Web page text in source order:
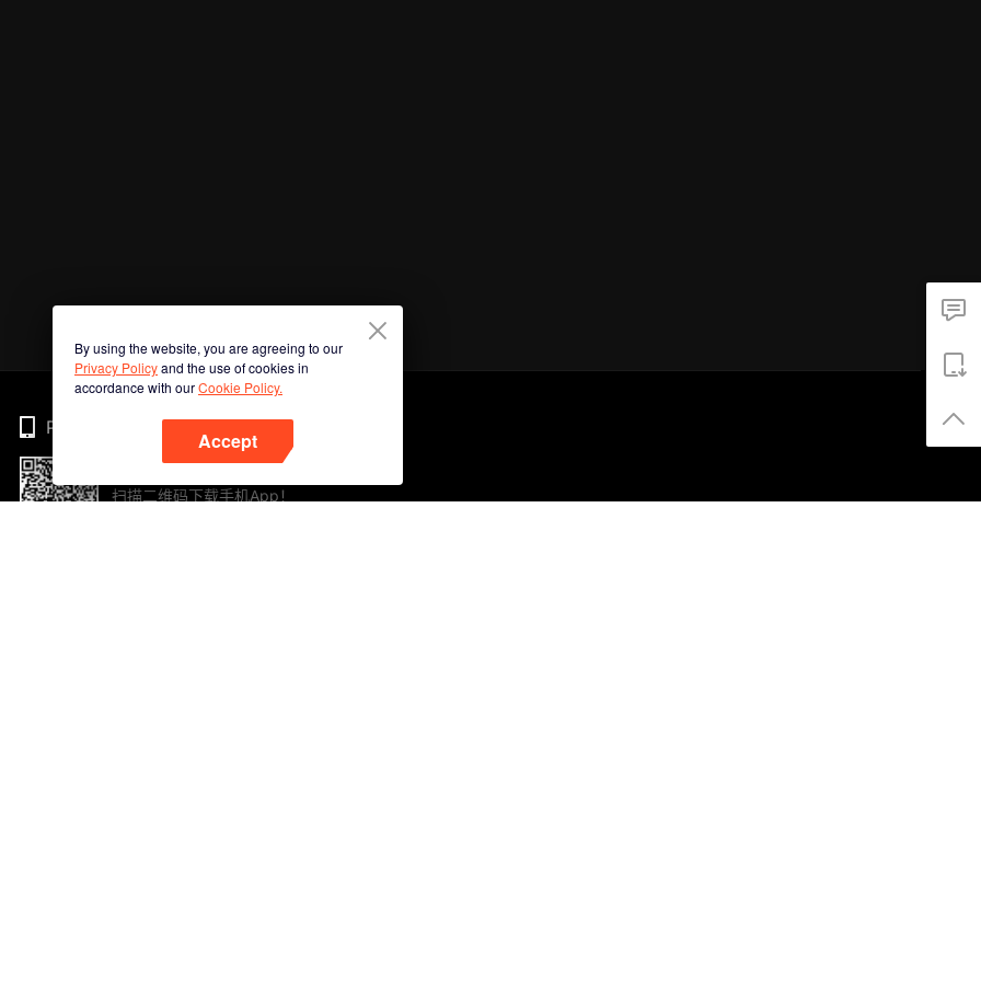
By using the website, you are agreeing to our
Privacy Policyand the use of cookies in
accordance with ourCookie Policy.
Accept
Phone
扫描二维码下载手机App！